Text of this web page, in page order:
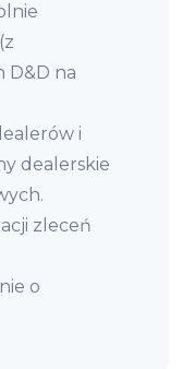
D&D na
i
dealerskie
zleceń
o